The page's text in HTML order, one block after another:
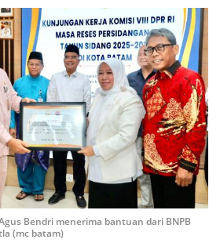
Bendri menerima bantuan dari BNPB
(mc batam)